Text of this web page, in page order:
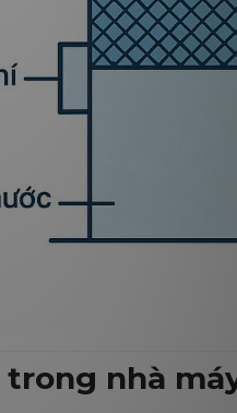
nhà